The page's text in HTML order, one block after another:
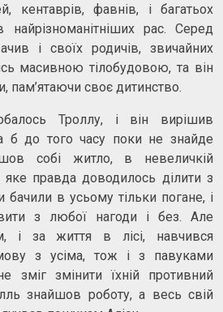
кентаврів, фавнів, і багатьох
найрізноманітніших рас. Серед
і своїх родичів, звичайних
масивною тілобудовою, та він
пам’ятаючи своє дитинство.
Троллу, і він вирішив
б до того часу поки не знайде
собі житло, в невеличкій
яке правда доводилось ділити з
бачили в усьому тільки погане, і
з любої нагоди і без. Але
і за життя в лісі, навчився
з усіма, тож і з павуками
зміг змінити їхній противний
знайшов роботу, а весь свій